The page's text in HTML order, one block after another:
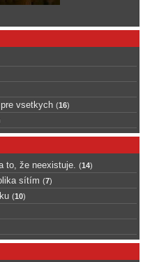
vsetkych (16)
to, že neexistuje. (14)
sítím (7)
(10)